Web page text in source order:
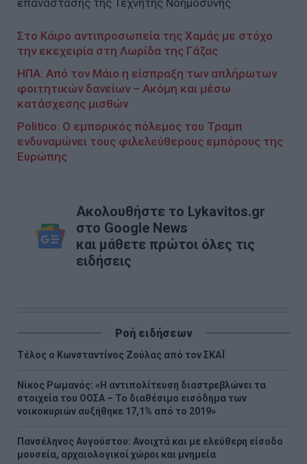
Στο Κάιρο αντιπροσωπεία της Χαμάς με στόχο
την εκεχειρία στη Λωρίδα της Γάζας
ΗΠΑ: Aπό τον Μάιο η είσπραξη των απλήρωτων
φοιτητικών δανείων – Ακόμη και μέσω
κατάσχεσης μισθών
Politico: Ο εμπορικός πόλεμος του Τραμπ
ενδυναμώνει τους φιλελεύθερους εμπόρους της
Ευρώπης
Ακολουθήστε το Lykavitos.gr
στο Google News
και μάθετε πρώτοι όλες τις
ειδήσεις
Ροή ειδήσεων
Τέλος ο Κωνσταντίνος Ζούλας από τον ΣΚΑΪ
Νίκος Ρωμανός: «Η αντιπολίτευση διαστρεβλώνει τα
στοιχεία του ΟΟΣΑ – Το διαθέσιμο εισόδημα των
νοικοκυριών αυξήθηκε 17,1% από το 2019»
Πανσέληνος Αυγούστου: Ανοιχτά και με ελεύθερη είσοδο
μουσεία, αρχαιολογικοί χώροι και μνημεία